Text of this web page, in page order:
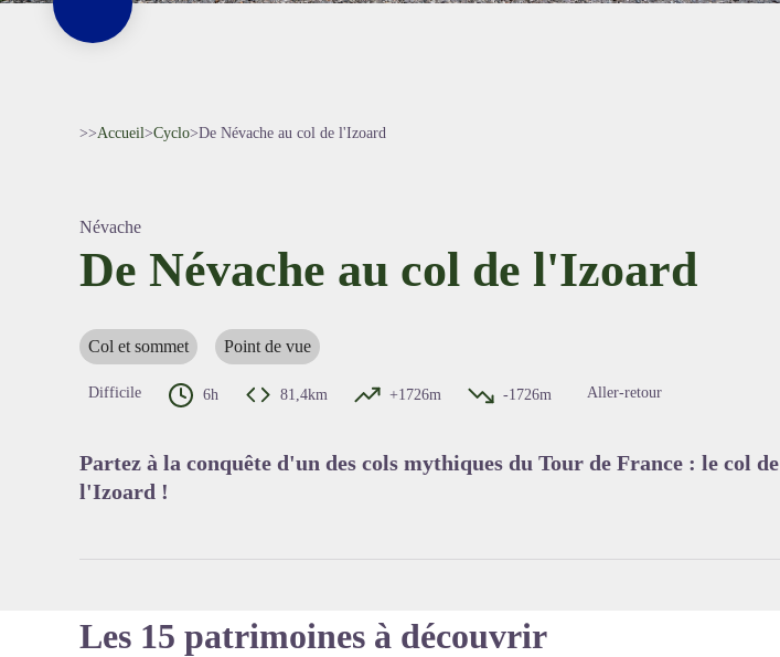
>>Accueil>Cyclo>De Névache au col de l'Izoard
Névache
De Névache au col de l'Izoard
Col et sommet Point de vue
Difficile 6h 81,4km +1726m -1726m Aller-retour
Partez à la conquête d'un des cols mythiques du Tour de France : le col de
l'Izoard !
Les 15 patrimoines à découvrir